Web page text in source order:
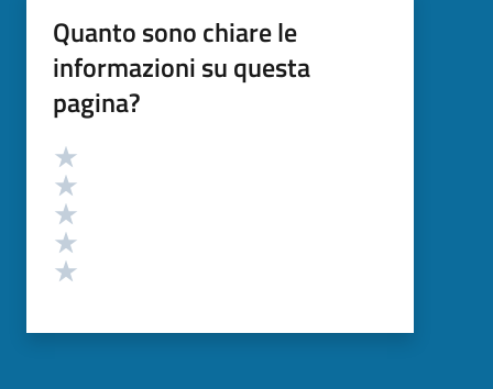
Quanto sono chiare le
informazioni su questa
pagina?
Valutazione